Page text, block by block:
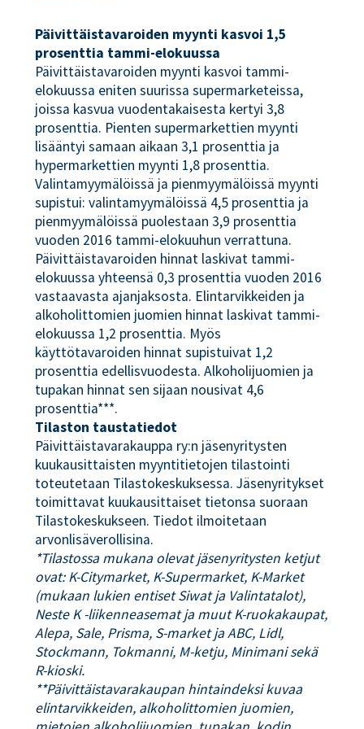
Päivittäistavaroiden myynti kasvoi 1,5
prosenttia tammi-elokuussa
Päivittäistavaroiden myynti kasvoi tammi-
elokuussa eniten suurissa supermarketeissa,
joissa kasvua vuodentakaisesta kertyi 3,8
prosenttia. Pienten supermarkettien myynti
lisääntyi samaan aikaan 3,1 prosenttia ja
hypermarkettien myynti 1,8 prosenttia.
Valintamyymälöissä ja pienmyymälöissä myynti
supistui: valintamyymälöissä 4,5 prosenttia ja
pienmyymälöissä puolestaan 3,9 prosenttia
vuoden 2016 tammi-elokuuhun verrattuna.
Päivittäistavaroiden hinnat laskivat tammi-
elokuussa yhteensä 0,3 prosenttia vuoden 2016
vastaavasta ajanjaksosta. Elintarvikkeiden ja
alkoholittomien juomien hinnat laskivat tammi-
elokuussa 1,2 prosenttia. Myös
käyttötavaroiden hinnat supistuivat 1,2
prosenttia edellisvuodesta. Alkoholijuomien ja
tupakan hinnat sen sijaan nousivat 4,6
prosenttia***.
Tilaston taustatiedot
Päivittäistavarakauppa ry:n jäsenyritysten
kuukausittaisten myyntitietojen tilastointi
toteutetaan Tilastokeskuksessa. Jäsenyritykset
toimittavat kuukausittaiset tietonsa suoraan
Tilastokeskukseen. Tiedot ilmoitetaan
arvonlisäverollisina.
*Tilastossa mukana olevat jäsenyritysten ketjut
ovat: K-Citymarket, K-Supermarket, K-Market
(mukaan lukien entiset Siwat ja Valintatalot),
Neste K -liikenneasemat ja muut K-ruokakaupat,
Alepa, Sale, Prisma, S-market ja ABC, Lidl,
Stockmann, Tokmanni, M-ketju, Minimani sekä
R-kioski.
**Päivittäistavarakaupan hintaindeksi kuvaa
elintarvikkeiden, alkoholittomien juomien,